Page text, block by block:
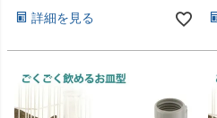
詳細を見る